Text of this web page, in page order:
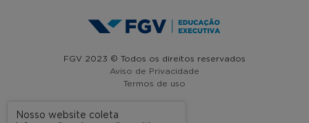
FGV 2023 © Todos os direitos reservados
Aviso de Privacidade
Termos de uso
Nosso website coleta